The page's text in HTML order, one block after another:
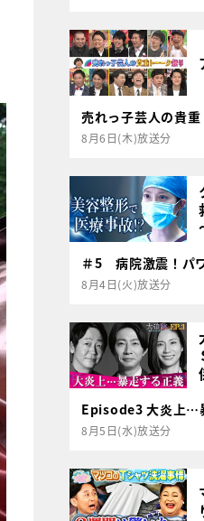
売れっ子芸人の貴
8月6日(木)放送分
＃5 病院激震！パ
8月4日(火)放送分
Episode3 大炎上…
8月5日(水)放送分